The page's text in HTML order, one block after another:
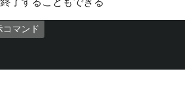
マンド